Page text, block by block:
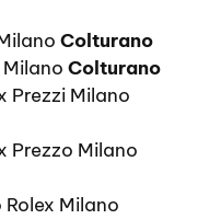
Colturano
Colturano
Prezzi Milano
Prezzo Milano
Milano